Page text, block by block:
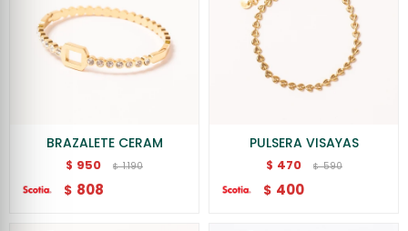
BRAZALETE CERAM
$ 950 $ 1.190
$ 808
PULSERA VISAYAS
$ 470 $ 590
$ 400